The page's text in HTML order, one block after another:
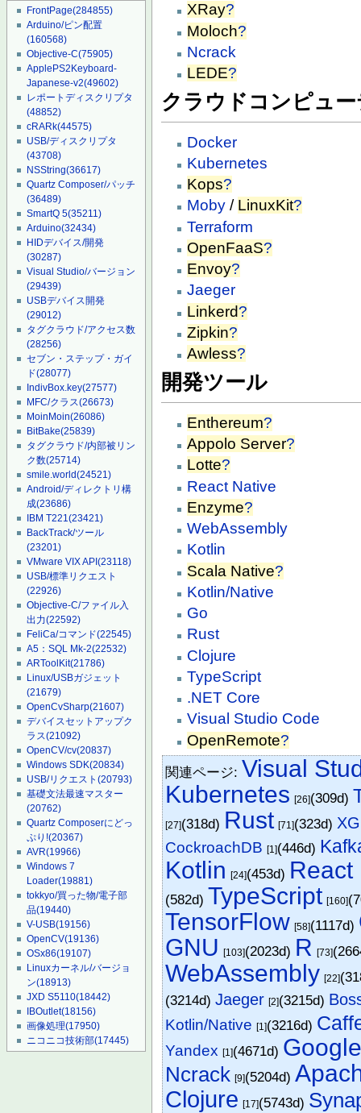
FrontPage(284855)
Arduino/ピン配置
(160568)
Objective-C(75905)
ApplePS2Keyboard-
Japanese-v2(49602)
レポートディスクリプタ
(48852)
cRARk(44575)
USB/ディスクリプタ
(43708)
NSString(36617)
Quartz Composer/パッチ
(36489)
SmartQ 5(35211)
Arduino(32434)
HIDデバイス/開発
(30287)
Visual Studio/バージョン
(29439)
USBデバイス開発
(29012)
タグクラウド/アクセス数
(28256)
セブン・ステップ・ガイ
ド(28077)
IndivBox.key(27577)
MFC/クラス(26673)
MoinMoin(26086)
BitBake(25839)
タグクラウド/内部被リン
ク数(25714)
smile.world(24521)
Android/ディレクトリ構
成(23686)
IBM T221(23421)
BackTrack/ツール
(23201)
VMware VIX API(23118)
USB/標準リクエスト
(22926)
Objective-C/ファイル入
出力(22592)
FeliCa/コマンド(22545)
A5：SQL Mk-2(22532)
ARToolKit(21786)
Linux/USBガジェット
(21679)
OpenCvSharp(21607)
デバイスセットアップク
ラス(21092)
OpenCV/cv(20837)
Windows SDK(20834)
USB/リクエスト(20793)
基礎文法最速マスター
(20762)
Quartz Composerにどっ
ぷり!(20367)
AVR(19966)
Windows 7
Loader(19881)
tokkyo/買った物/電子部
品(19440)
V-USB(19156)
OpenCV(19136)
OSx86(19107)
Linuxカーネル/バージョ
ン(18913)
JXD S5110(18442)
IBOutlet(18156)
画像処理(17950)
ニコニコ技術部(17445)
XRay?
Moloch?
Ncrack
LEDE?
クラウドコンピュ
Docker
Kubernetes
Kops?
Moby / LinuxKit?
Terraform
OpenFaaS?
Envoy?
Jaeger
Linkerd?
Zipkin?
Awless?
開発ツール
Enthereum?
Appolo Server?
Lotte?
React Native
Enzyme?
WebAssembly
Kotlin
Scala Native?
Kotlin/Native
Go
Rust
Clojure
TypeScript
.NET Core
Visual Studio Code
OpenRemote?
関連ページ: Visual
Kubernetes [26](309d)
[27](318d) Rust [71](323d)
CockroachDB [1](446d)
Kotlin [24](453d) React
(582d) TypeScript [160]
TensorFlow [58](1117d)
GNU [103](2023d) R [73]
WebAssembly [22]
(3214d)Jaeger [2](3215d)
Kotlin/Native [1](3216d)
Yandex [1](4671d)
Ncrack [9](5204d)
Clojure [17](5743d)